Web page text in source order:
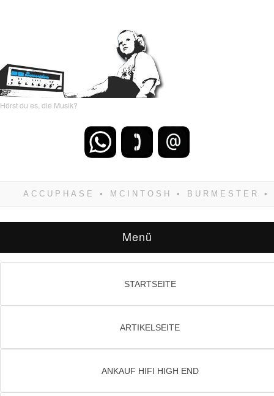
Hörst du es, die Musik?
zwangsläufig siegen! Und noch was: Hifi
Menü
STARTSEITE
ARTIKELSEITE
ANKAUF HIFI HIGH END